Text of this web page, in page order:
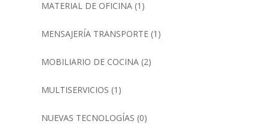
MATERIAL DE OFICINA(1)
MENSAJERÍA TRANSPORTE(1)
MOBILIARIO DE COCINA(2)
MULTISERVICIOS (1)
NUEVAS TECNOLOGÍAS (0)